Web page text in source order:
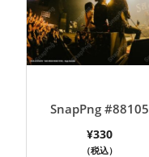
SnapPng #88105
¥330
（税込）